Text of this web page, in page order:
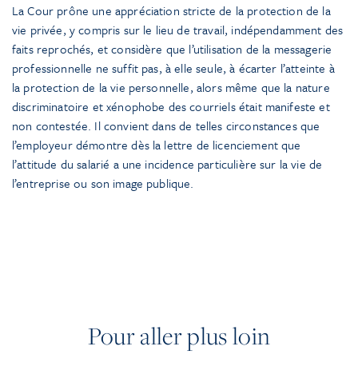
La Cour prône une appréciation stricte de la protection de la
vie privée, y compris sur le lieu de travail, indépendamment des
faits reprochés, et considère que l’utilisation de la messagerie
professionnelle ne suffit pas, à elle seule, à écarter l’atteinte à
la protection de la vie personnelle, alors même que la nature
discriminatoire et xénophobe des courriels était manifeste et
non contestée. Il convient dans de telles circonstances que
l’employeur démontre dès la lettre de licenciement que
l’attitude du salarié a une incidence particulière sur la vie de
l’entreprise ou son image publique.
Pour aller plus loin